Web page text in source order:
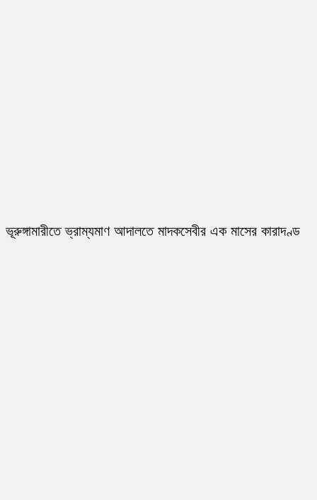
ভূরুঙ্গামারীতে ভ্রাম্যমাণ আদালতে মাদকসেবীর এক মাসের কারাদণ্ড